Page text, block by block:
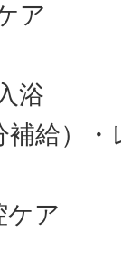
ア
浴
給）
ケア